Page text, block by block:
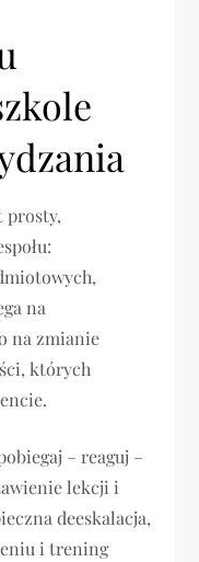
prosty,
na
na zmianie
których
– reaguj –
lekcji i
deeskalacja,
i trening